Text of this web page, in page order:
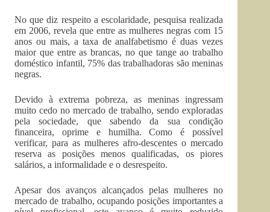
No que diz respeito a escolaridade, pesquisa realizada
em 2006, revela que entre as mulheres negras com 15
anos ou mais, a taxa de analfabetismo é duas vezes
maior que entre as brancas, no que tange ao trabalho
doméstico infantil, 75% das trabalhadoras são meninas
negras.
Devido à extrema pobreza, as meninas ingressam
muito cedo no mercado de trabalho, sendo exploradas
pela sociedade, que sabendo da sua condição
financeira, oprime e humilha. Como é possível
verificar, para as mulheres afro-descentes o mercado
reserva as posições menos qualificadas, os piores
salários, a informalidade e o desrespeito.
Apesar dos avanços alcançados pelas mulheres no
mercado de trabalho, ocupando posições importantes a